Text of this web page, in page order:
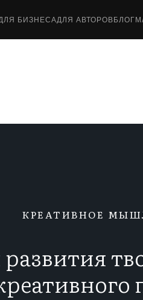
БИЗНЕСАДЛЯ АВТОРОВБЛОГ
КРЕАТИВНОЕ